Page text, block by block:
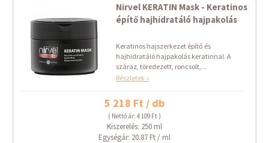
Nirvel KERATIN Mask - Keratinos
építő hajhidratáló hajpakolás
Keratinos hajszerkezet építő és
hajhidratáló hajpakolás keratinnal. A
száraz, töredezett, roncsolt,...
Részletek »
5 218 Ft / db
( Nettó ár: 4 109 Ft )
Kiszerelés: 250 ml
Egységár: 20.87 Ft / ml